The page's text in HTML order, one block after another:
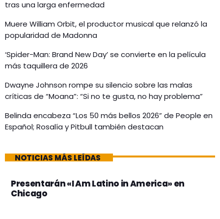
tras una larga enfermedad
Muere William Orbit, el productor musical que relanzó la
popularidad de Madonna
‘Spider-Man: Brand New Day’ se convierte en la película
más taquillera de 2026
Dwayne Johnson rompe su silencio sobre las malas
críticas de “Moana”: “Si no te gusta, no hay problema”
Belinda encabeza “Los 50 más bellos 2026” de People en
Español; Rosalía y Pitbull también destacan
NOTICIAS MÁS LEÍDAS
Presentarán «I Am Latino in America» en
Chicago